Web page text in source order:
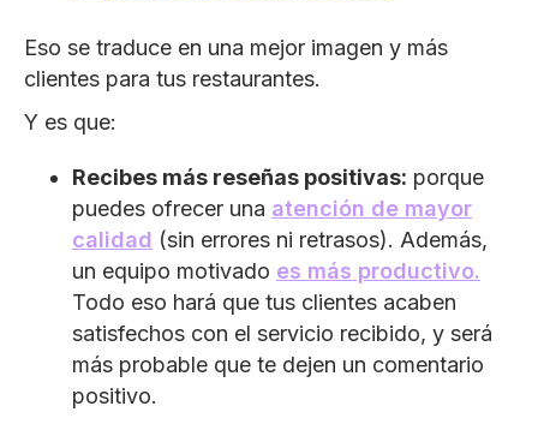
Eso se traduce en una mejor imagen y más
clientes para tus restaurantes.
Y es que:
Recibes más reseñas positivas: porque
puedes ofrecer una atención de mayor
calidad (sin errores ni retrasos). Además,
un equipo motivado es más productivo.
Todo eso hará que tus clientes acaben
satisfechos con el servicio recibido, y será
más probable que te dejen un comentario
positivo.